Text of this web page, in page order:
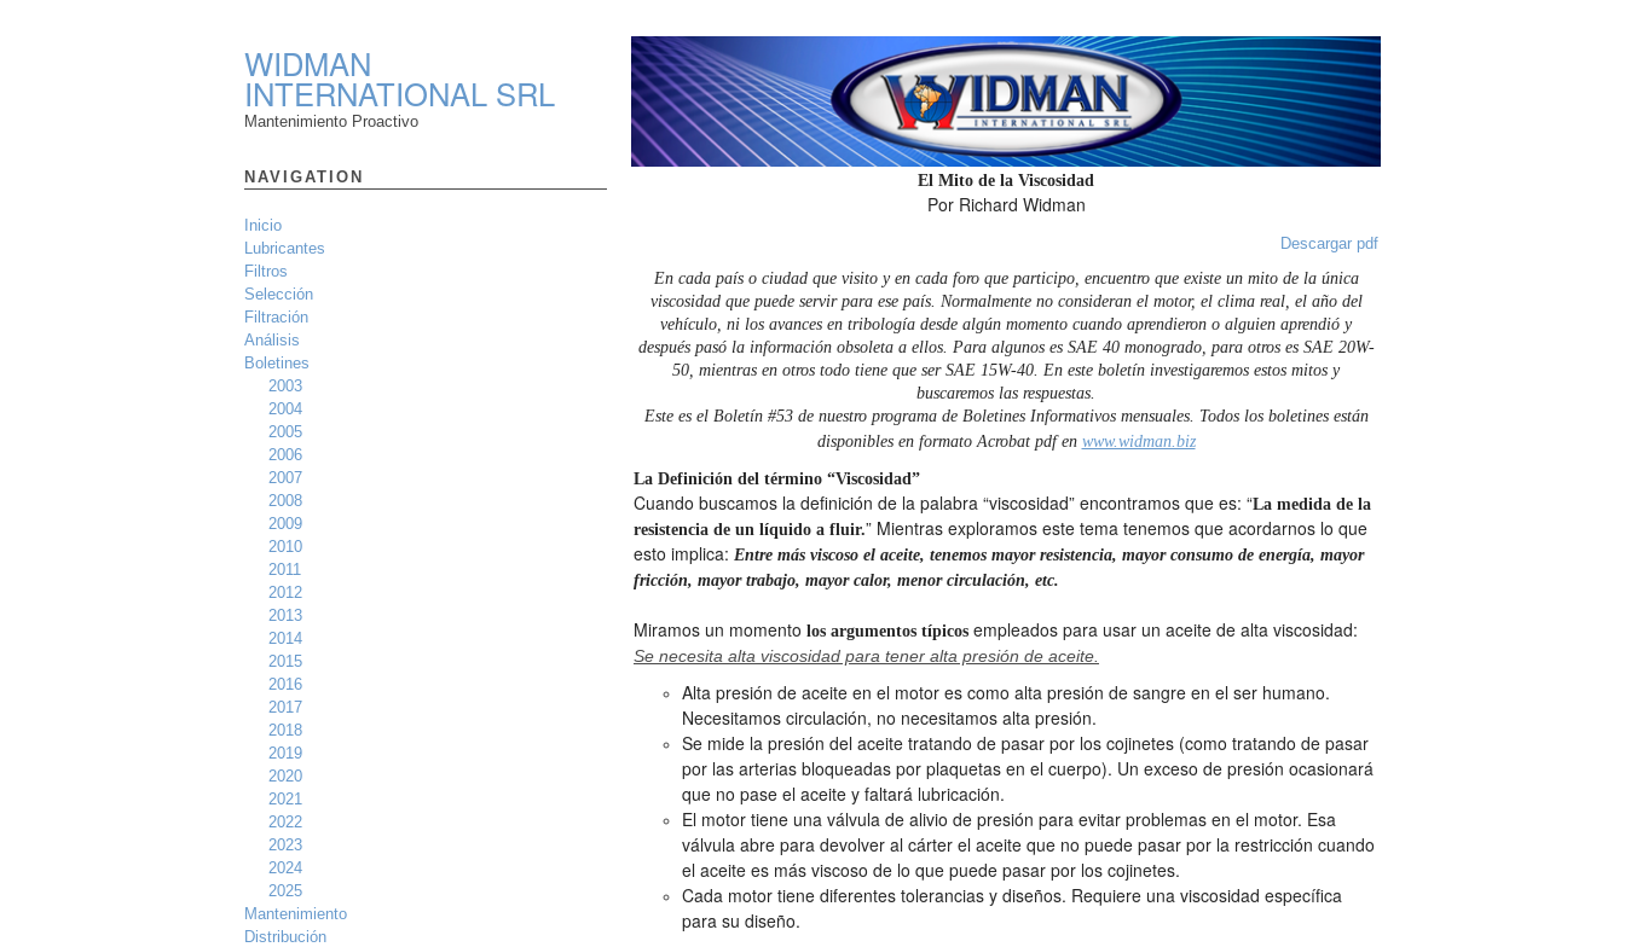
WIDMAN
INTERNATIONAL SRL
Mantenimiento Proactivo
NAVIGATION
Inicio
Lubricantes
Filtros
Selección
Filtración
Análisis
Boletines
2003
2004
2005
2006
2007
2008
2009
2010
2011
2012
2013
2014
2015
2016
2017
2018
2019
2020
2021
2022
2023
2024
2025
Mantenimiento
Distribución
El Mito de la Viscosidad
Por Richard Widman
Descargar pdf
En cada país o ciudad que visito y en cada foro que participo, encuentro que existe un mito de la única
viscosidad que puede servir para ese país. Normalmente no consideran el motor, el clima real, el año del
vehículo, ni los avances en tribología desde algún momento cuando aprendieron o alguien aprendió y
después pasó la información obsoleta a ellos. Para algunos es SAE 40 monogrado, para otros es SAE 20W-
50, mientras en otros todo tiene que ser SAE 15W-40. En este boletín investigaremos estos mitos y
buscaremos las respuestas.
Este es el Boletín #53 de nuestro programa de Boletines Informativos mensuales. Todos los boletines están
disponibles en formato Acrobat pdf en www.widman.biz
La Definición del término “Viscosidad”
Cuando buscamos la definición de la palabra “viscosidad” encontramos que es: “La medida de la
resistencia de un líquido a fluir.” Mientras exploramos este tema tenemos que acordarnos lo que
esto implica: Entre más viscoso el aceite, tenemos mayor resistencia, mayor consumo de energía, mayor
fricción, mayor trabajo, mayor calor, menor circulación, etc.
Miramos un momento los argumentos típicos empleados para usar un aceite de alta viscosidad:
Se necesita alta viscosidad para tener alta presión de aceite.
Alta presión de aceite en el motor es como alta presión de sangre en el ser humano.
Necesitamos circulación, no necesitamos alta presión.
Se mide la presión del aceite tratando de pasar por los cojinetes (como tratando de pasar
por las arterias bloqueadas por plaquetas en el cuerpo). Un exceso de presión ocasionará
que no pase el aceite y faltará lubricación.
El motor tiene una válvula de alivio de presión para evitar problemas en el motor. Esa
válvula abre para devolver al cárter el aceite que no puede pasar por la restricción cuando
el aceite es más viscoso de lo que puede pasar por los cojinetes.
Cada motor tiene diferentes tolerancias y diseños. Requiere una viscosidad específica
para su diseño.